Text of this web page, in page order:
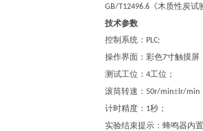
GB/T12496.6 《木质性炭
技术参数
控制系统： PLC;
操作界面：彩色7寸触摸屏
测试工位： 4工位；
滚筒转速 ： 50r/min± lr/min
计时精度 ： 1秒 ；
实验结束提示 ： 蜂鸣器内